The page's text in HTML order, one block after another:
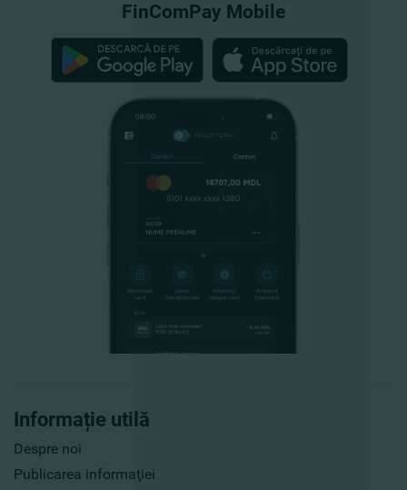
Informație utilă
Despre noi
Publicarea informaţiei
FinComPay Mobile